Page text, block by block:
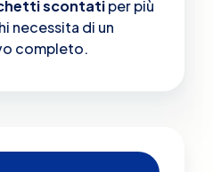
scontatiper più
necessita di un
completo.